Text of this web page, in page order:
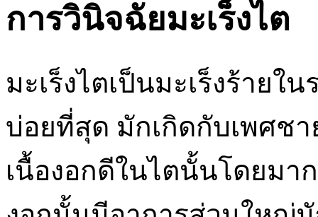
การวินิจฉัยมะเร็งไต
มะเร็งไตเป็นมะเร็งร้ายใ
บ่อยที่สุด มักเกิดกับเพศช
เนื้องอกดีในไตนั้นโดยมา